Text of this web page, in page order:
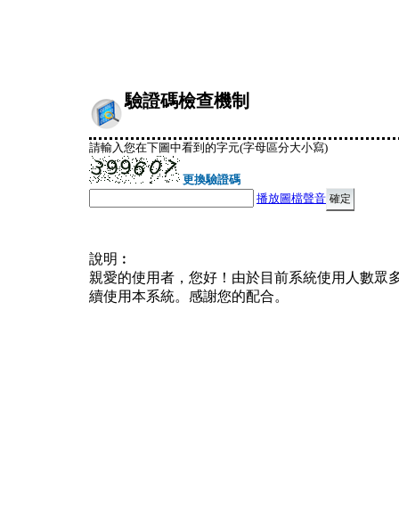
驗證碼檢查機制
請輸入您在下圖中看到的字元(字母區分大小寫)
更換驗證碼
播放圖檔聲音
說明︰
親愛的使用者，您好！由於目前系統使用人數眾
續使用本系統。感謝您的配合。